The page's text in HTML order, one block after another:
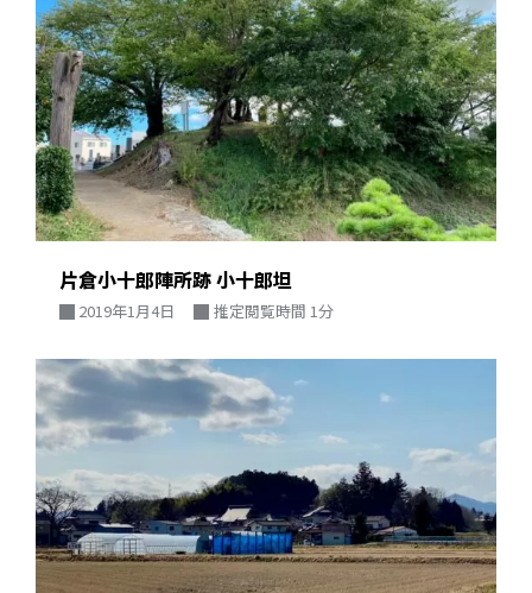
片倉小十郎陣所跡 小十郎坦
2019年1月4日 推定閲覧時間 1分